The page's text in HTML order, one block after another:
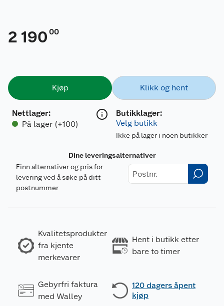
2 190 00
Kjøp
Nettlager:
På lager (+100)
Klikk og hent
Butikklager:
Velg butikk
Ikke på lager i noen butikker
Dine leveringsalternativer
Finn alternativer og pris for
levering ved å søke på ditt
postnummer
Kvalitetsprodukter
fra kjente
merkevarer
Hent i butikk etter
bare to timer
Gebyrfri faktura
med Walley
120 dagers åpent
kjøp